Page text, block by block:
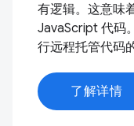
有逻辑。这意味
JavaScript 代码。
行远程托管代码
了解详情